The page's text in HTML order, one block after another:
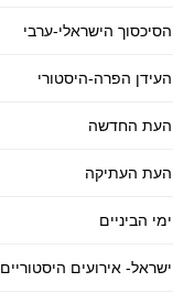
הסיכסוך הישראלי-ערבי
העידן הפרה-היסטורי
העת החדשה
העת העתיקה
ימי הביניים
ישראל- אירועים היסטוריים